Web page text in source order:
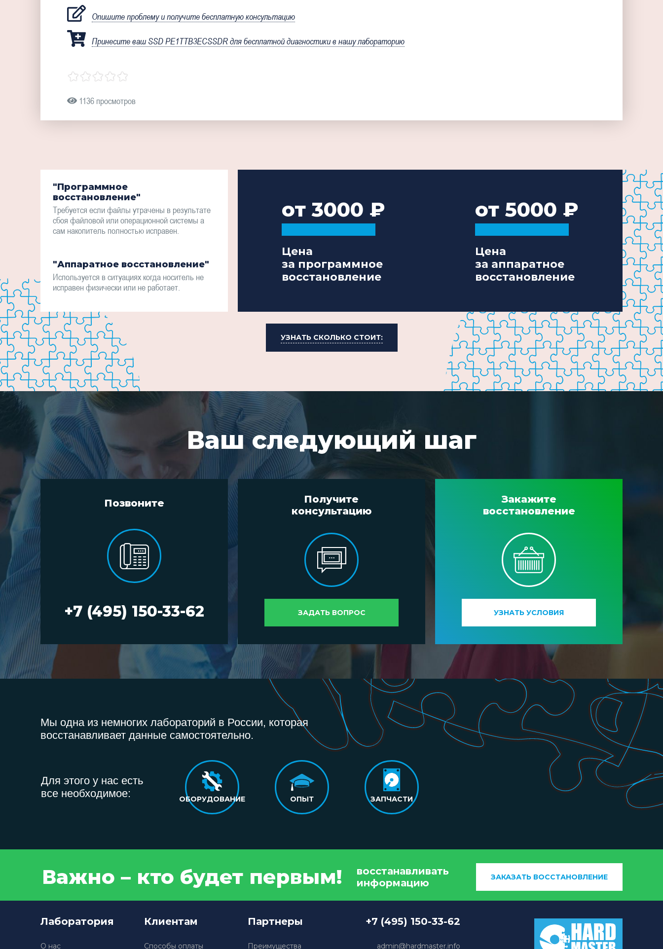
Опишите проблему и получите бесплатную консультацию
Принесите ваш SSD PE1TTB3ECSSDR для бесплатной диагностики в нашу лабораторию
1136 просмотров
"Программное
восстановление"
Требуется если файлы утрачены в результате
сбоя файловой или операционной системы а
сам накопитель полностью исправен.
"Аппаратное восстановление"
Используется в ситуациях когда носитель не
исправен физически или не работает.
от 3000
Цена
за программное
восстановление
от 5000
Цена
за аппаратное
восстановление
УЗНАТЬ СКОЛЬКО СТОИТ:
Ваш следующий шаг
Позвоните
+7 (495) 150-33-62
Получите
консультацию
ЗАДАТЬ ВОПРОС
Закажите
восстановление
УЗНАТЬ УСЛОВИЯ
Мы одна из немногих лабораторий в России, которая
восстанавливает данные самостоятельно.
Для этого у нас есть
все необходимое:
ОБОРУДОВАНИЕ ОПЫТ ЗАПЧАСТИ
Важно – кто будет первым!
восстанавливать
информацию
ЗАКАЗАТЬ ВОССТАНОВЛЕНИЕ
Лаборатория
О нас
Клиентам
Способы оплаты
Партнеры
Преимущества
+7 (495) 150-33-62
admin@hardmaster.info